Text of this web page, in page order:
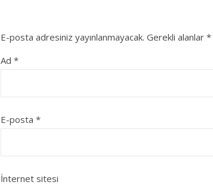
E-posta adresiniz yayınlanmayacak. Gerekli alanlar *
Ad *
E-posta *
İnternet sitesi